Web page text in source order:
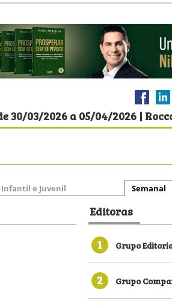
30/03/2026 a 05/04/2026 |
Infantil e Juvenil Semanal
Editoras
1
Grupo
2 Grupo